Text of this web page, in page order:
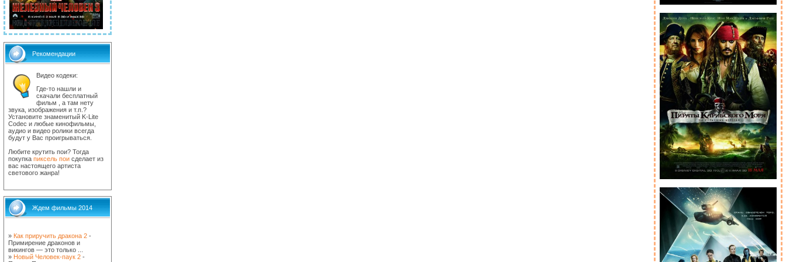
Рекомендации
Видео кодеки:
Где-то нашли и
скачали бесплатный
фильм , а там нету
звука, изображения и т.п.?
Установите знаменитый K-Lite
Codec и любые кинофильмы,
аудио и видео ролики всегда
будут у Вас проигрываться.
Любите крутить пои? Тогда
покупка пиксель пои сделает из
вас настоящего артиста
светового жанра!
Ждем фильмы 2014
» Как приручить дракона 2 -
Примирение драконов и
викингов — это только ...
» Новый Человек-паук 2 -